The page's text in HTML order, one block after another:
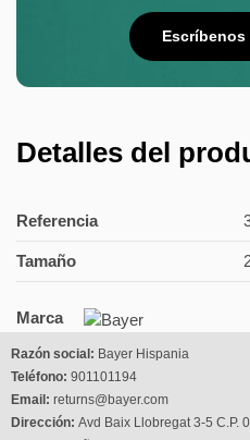
Detalles del
Referencia
Tamaño
Marca
Razón social: Bayer Hispania
Teléfono: 901101194
Email: returns@bayer.com
Dirección: Avd Baix Llobregat 3-5 C.P.